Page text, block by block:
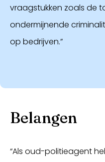
vraagstukken zoals de
ondermijnende
op bedrijven.”
Belangen
“Als oud-politieagent